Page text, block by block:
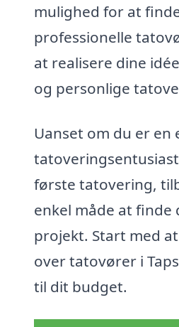
mulighed for at
professionelle
at realisere dine
og personlige
Uanset om du er en
første tatovering,
enkel måde at
projekt. Start med
over tatovører i
til dit budget.